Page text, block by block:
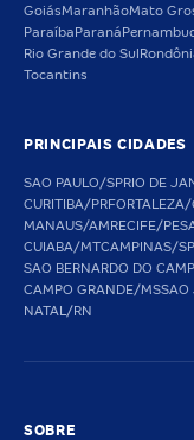
GoiásMaranhãoMato
Paraíba Paraná
Rio Grande do Sul
Tocantins
PRINCIPAIS CIDADES
SAO PAULO/SPRIO DE
CURITIBA/PRFORTALEZA/
MANAUS/AMRECIFE/PE
CUIABA/MTCAMPINAS/SP
SAO BERNARDO DO
CAMPO GRANDE/MSSAO
NATAL/RN
SOBRE